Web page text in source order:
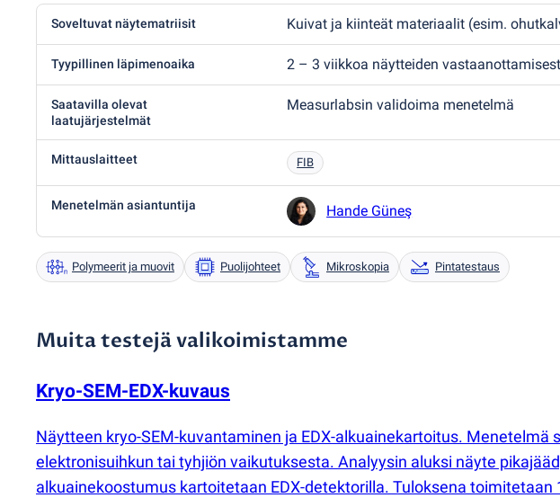
Soveltuvat näytematriisit Kuivat ja kiinteät materiaalit (esim.
Tyypillinen läpimenoaika 2 – 3 viikkoa näytteiden
Saatavilla olevat
laatujärjestelmät
Measurlabsin validoima menetelmä
Mittauslaitteet FIB
Menetelmän asiantuntija Hande Güneş
Polymeerit ja muovit Puolijohteet Mikroskopia Pintatestaus
Muita testejä valikoimistamme
Kryo-SEM-EDX-kuvaus
Näytteen kryo-SEM-kuvantaminen ja EDX-alkuainekartoitus.
elektronisuihkun tai tyhjiön vaikutuksesta. Analyysin aluksi näyte
alkuainekoostumus kartoitetaan EDX-detektorilla. Tuloksena